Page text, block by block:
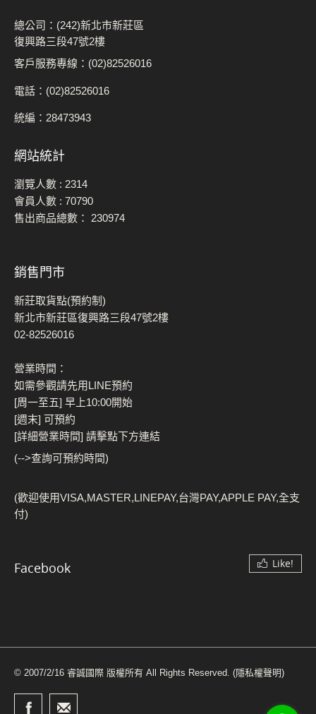
總公司：(242)新北市新莊區
復興路三段47號2樓
客戶服務專線：(02)82526016
電話：(02)82526016
統編：28473943
網站統計
瀏覽人數 : 2314
會員人數 : 70790
售出商品總數： 230974
銷售門市
新莊取貨點(預約制)
新北市新莊區復興路三段47號2樓
02-82526016
營業時間：
如需參觀請先用LINE預約
[周一至五] 早上10:00開始
[週末] 可預約
[詳細營業時間] 請擊點下方連結
(-->查詢可預約時間)
(歡迎使用VISA,MASTER,LINEPAY,台灣PAY,APPLE PAY,全支
付)
Facebook Like!
© 2007/2/16 睿誠國際 版權所有 All Rights Reserved. (隱私權聲明)